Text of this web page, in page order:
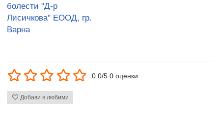
болести "Д-р
Лисичкова" ЕООД, гр.
Варна
0.0/5 0 оценки
Добави в любими